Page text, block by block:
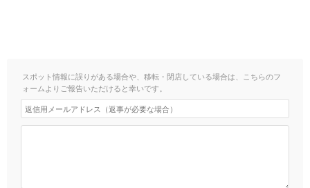
スポット情報に誤りがある場合や、移転・閉店している場合は、こちらのフ
ォームよりご報告いただけると幸いです。